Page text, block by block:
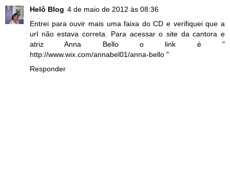
Helô Blog 4 de maio de 2012 às 08:36
Entrei para ouvir mais uma faixa do CD e verifiquei que a
url não estava correta. Para acessar o site da cantora e
atriz Anna Bello o link é "
http://www.wix.com/annabel01/anna-bello "
Responder